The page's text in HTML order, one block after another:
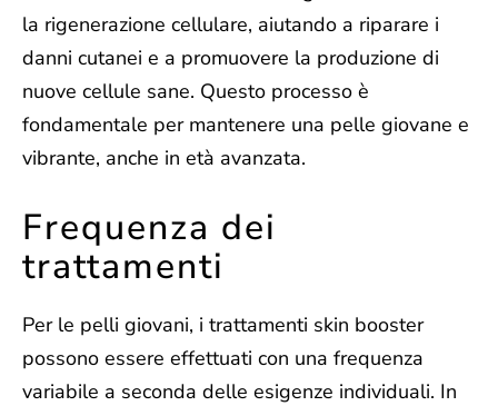
la rigenerazione cellulare, aiutando a riparare i
danni cutanei e a promuovere la produzione di
nuove cellule sane. Questo processo è
fondamentale per mantenere una pelle giovane e
vibrante, anche in età avanzata.
Frequenza dei
trattamenti
Per le pelli giovani, i trattamenti skin booster
possono essere effettuati con una frequenza
variabile a seconda delle esigenze individuali. In